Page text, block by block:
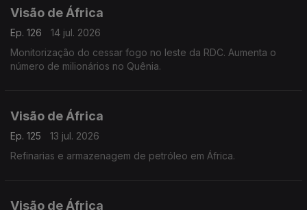
Visão de África
Ep. 126
14 jul. 2026
Monitorização do cessar fogo no leste da RDC. Aumenta o
número de milionários no Quênia.
Visão de África
Ep. 125
13 jul. 2026
Refinarias e armazenagem de petróleo em África.
Visão de África